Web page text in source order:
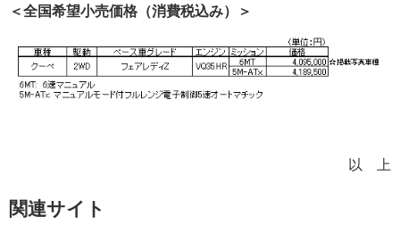
＜全国希望小売価格（消費税込み）＞
以 上
関連サイト